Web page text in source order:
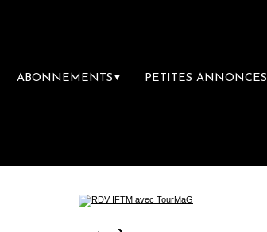
ABONNEMENTS ▼ PETITES ANNONCES